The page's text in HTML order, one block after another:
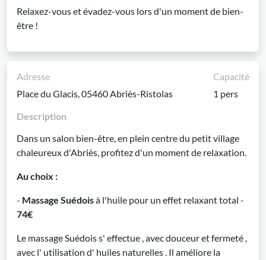
Relaxez-vous et évadez-vous lors d'un moment de bien-
être !
Adresse
Place du Glacis, 05460 Abriès-Ristolas
Capacité
1 pers
Description
Dans un salon bien-être, en plein centre du petit village
chaleureux d'Abriès, profitez d'un moment de relaxation.
Au choix :
- Massage Suédoisà l'huile pour un effet relaxant total -
74€
Le massage Suédois s' effectue , avec douceur et fermeté ,
avec l' utilisation d' huiles naturelles . Il améliore la